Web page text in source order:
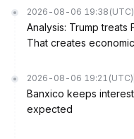
2026-08-06 19:38 (UTC)
Analysis: Trump treats
That creates
2026-08-06 19:21 (UTC)
Banxico keeps
expected